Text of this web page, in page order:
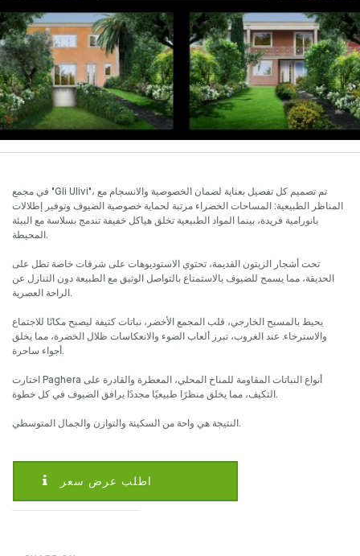
في مجمع "Gli Ulivi"، تم تصميم كل تفصيل بعناية لضمان الخصوصية والانسجام مع
المناظر الطبيعية: المساحات الخضراء مرتبة لحماية خصوصية الضيوف وتوفير إطلالات
بانورامية فريدة، بينما المواد الطبيعية تخلق هياكل خفيفة تندمج بسلاسة مع البيئة
المحيطة.
تحت أشجار الزيتون القديمة، تحتوي الاستوديوهات على شرفات خاصة تطل على
الحديقة، مما يسمح للضيوف بالاستمتاع بالتواصل الوثيق مع الطبيعة دون التنازل عن
الراحة العصرية.
يحيط بالمسبح الخارجي، قلب المجمع الأخضر، نباتات كثيفة ليصبح مكانًا للاجتماع
والاسترخاء. عند الغروب، تبرز ألعاب الضوء والانعكاسات ظلال الخضرة، مما يخلق
أجواء ساحرة.
اختارت Paghera أنواع النباتات المقاومة للمناخ المحلي، المعطرة والقادرة على
التكيف، مما يخلق منظرًا طبيعيًا مجددًا يرافق الضيوف في كل خطوة.
النتيجة هي واحة من السكينة والتوازن والجمال المتوسطي.
اطلب عرض سعر